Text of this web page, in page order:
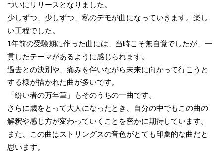
ついにリリースとなりました。
少しずつ、少しずつ、私のデモが曲になっていきます。楽し
い工程でした。
1年前の受験期に作った曲には、当時こそ無自覚でしたが、一
貫したテーマがあるように感じられます。
過去との決別や、痛みを伴いながら未来に向かって行こうと
する様が描かれた曲が多いです。
「紛い者の万年筆」もそのうちの一曲です。
さらに歳をとって大人になったとき、自分の中でもこの曲の
解釈や感じ方が変わっていくことを密かに期待しています。
また、この曲はストリングスの音色がとても印象的な曲だと
思います。